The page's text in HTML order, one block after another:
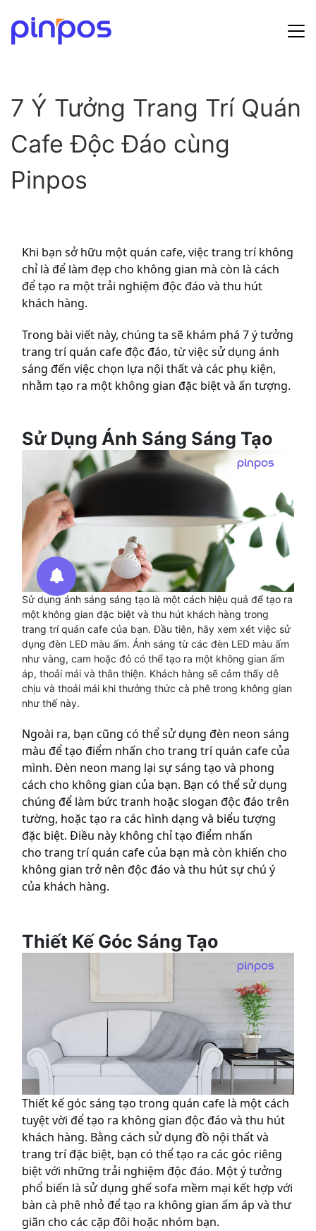
Bảng giá
7 Ý Tưởng Trang Trí Quán
Cafe Độc Đáo cùng
Pinpos
Khi bạn sở hữu một quán cafe, việc trang trí không
chỉ là để làm đẹp cho không gian mà còn là cách
để tạo ra một trải nghiệm độc đáo và thu hút
khách hàng.
Trong bài viết này, chúng ta sẽ khám phá 7 ý tưởng
trang trí quán cafe độc đáo, từ việc sử dụng ánh
sáng đến việc chọn lựa nội thất và các phụ kiện,
nhằm tạo ra một không gian đặc biệt và ấn tượng.
Sử Dụng Ánh Sáng Sáng Tạo
Sử dụng ánh sáng sáng tạo là một cách hiệu quả để tạo ra
một không gian đặc biệt và thu hút khách hàng trong
trang trí quán cafe của bạn. Đầu tiên, hãy xem xét việc sử
dụng đèn LED màu ấm. Ánh sáng từ các đèn LED màu ấm
như vàng, cam hoặc đỏ có thể tạo ra một không gian ấm
áp, thoải mái và thân thiện. Khách hàng sẽ cảm thấy dễ
chịu và thoải mái khi thưởng thức cà phê trong không gian
như thế này.
Ngoài ra, bạn cũng có thể sử dụng đèn neon sáng
màu để tạo điểm nhấn cho trang trí quán cafe của
mình. Đèn neon mang lại sự sáng tạo và phong
cách cho không gian của bạn. Bạn có thể sử dụng
chúng để làm bức tranh hoặc slogan độc đáo trên
tường, hoặc tạo ra các hình dạng và biểu tượng
đặc biệt. Điều này không chỉ tạo điểm nhấn
cho trang trí quán cafe của bạn mà còn khiến cho
không gian trở nên độc đáo và thu hút sự chú ý
của khách hàng.
Thiết Kế Góc Sáng Tạo
Thiết kế góc sáng tạo trong quán cafe là một cách
tuyệt vời để tạo ra không gian độc đáo và thu hút
khách hàng. Bằng cách sử dụng đồ nội thất và
trang trí đặc biệt, bạn có thể tạo ra các góc riêng
biệt với những trải nghiệm độc đáo. Một ý tưởng
phổ biến là sử dụng ghế sofa mềm mại kết hợp với
bàn cà phê nhỏ để tạo ra không gian ấm áp và thư
giãn cho các cặp đôi hoặc nhóm bạn.